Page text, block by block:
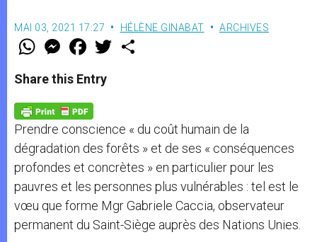
MAI 03, 2021 17:27 HÉLÈNE GINABAT ARCHIVES
W
t
s
p
p
M
e
s
e
g
e
r
F
a
e
b
o
k
w
Share this Entry
Prendre conscience « du coût humain de la
dégradation des forêts » et de ses « conséquences
profondes et concrètes » en particulier pour les
pauvres et les personnes plus vulnérables : tel est le
vœu que forme Mgr Gabriele Caccia, observateur
permanent du Saint-Siège auprès des Nations Unies.